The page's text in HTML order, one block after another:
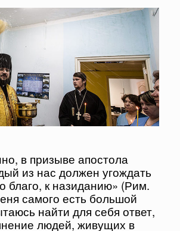
в призыве апостола
из нас должен угождать
благо, к назиданию» (Рим.
самого есть большой
найти для себя ответ,
людей, живущих в